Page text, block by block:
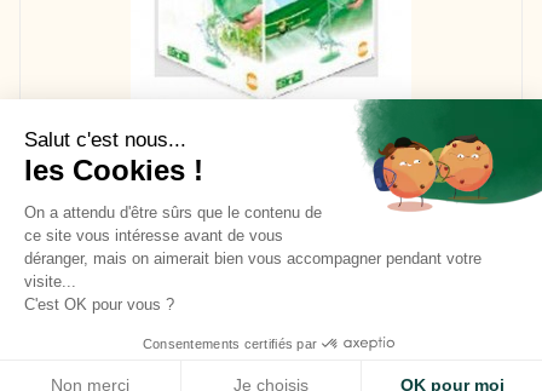
GROGREN GL STARTER 16-69-16
ADD TO CART
ACCEPT
Salut c'est nous...
les Cookies !
On a attendu d'être sûrs que le contenu de
ce site vous intéresse avant de vous
déranger, mais on aimerait bien vous accompagner pendant votre
visite...
C'est OK pour vous ?
Consentements certifiés par
Non merci Je choisis OK pour moi